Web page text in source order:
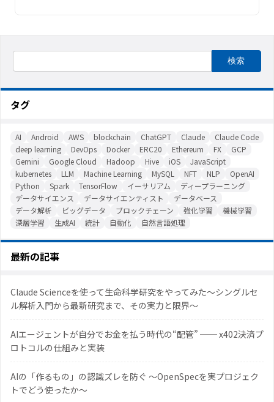
タグ
AI Android AWS blockchain ChatGPT Claude
Claude Code
deep learning
DevOps Docker ERC20 Ethereum FX
GCP
Gemini
Google Cloud Hadoop Hive iOS
JavaScript
kubernetes
LLM Machine Learning MySQL NFT NLP
OpenAI
Python
Spark TensorFlow イーサリアム
ディープラーニング
データサイエンス
データサイエンティスト
データベース
データ解析
ビッグデータ ブロックチェーン 強化学習
機械学習
深層学習
生成AI 統計 自動化 自然言語処理
最新の記事
Claude Scienceを使って生命科学研究をやってみた〜シングルセ
ル解析入門から最新研究まで、その実力と限界〜
AIエージェントが自分でお金を払う時代の“配管” ── x402決済プ
ロトコルの仕組みと実装
AIの「作るもの」の認識ズレを防ぐ 〜OpenSpecを実プロジェク
トでどう使ったか〜